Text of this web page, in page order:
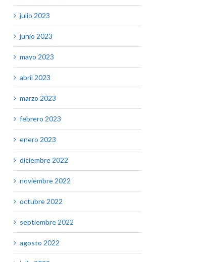
julio 2023
junio 2023
mayo 2023
abril 2023
marzo 2023
febrero 2023
enero 2023
diciembre 2022
noviembre 2022
octubre 2022
septiembre 2022
agosto 2022